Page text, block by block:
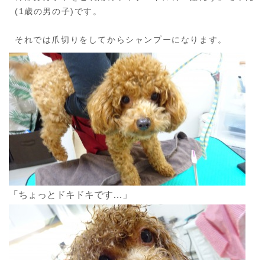
(1歳の男の子)です。
それでは爪切りをしてからシャンプーになります。
「ちょっとドキドキです…」